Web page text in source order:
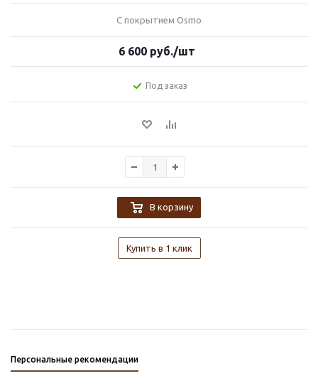
С покрытием Osmo
6 600руб./шт
Под заказ
В корзину
Купить в 1 клик
Персональные рекомендации